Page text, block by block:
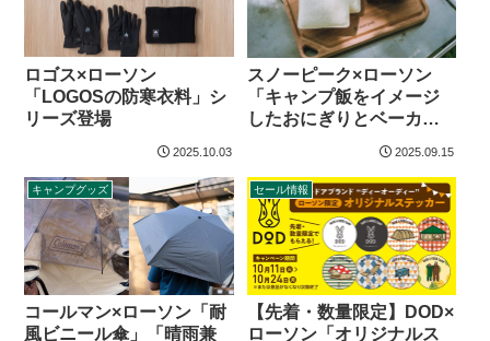
ロゴス×ローソン
「LOGOSの防寒衣料」シ
リーズ登場
2025.10.03
スノーピーク×ローソン
「キャンプ飯をイメージ
したおにぎりとベーカリ
2025.09.15
キャンプグッズ
コールマン×ローソン「耐
風ビニール傘」「晴雨兼
セール情報
【先着・数量限定】DOD×
ローソン「オリジナルス